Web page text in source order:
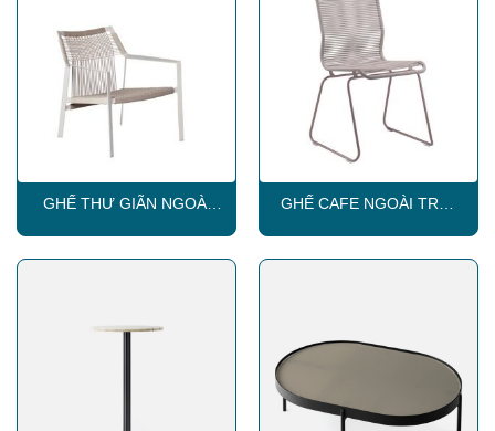
GHẾ THƯ GIÃN NGOÀI
GHẾ CAFE NGOÀI TRỜI